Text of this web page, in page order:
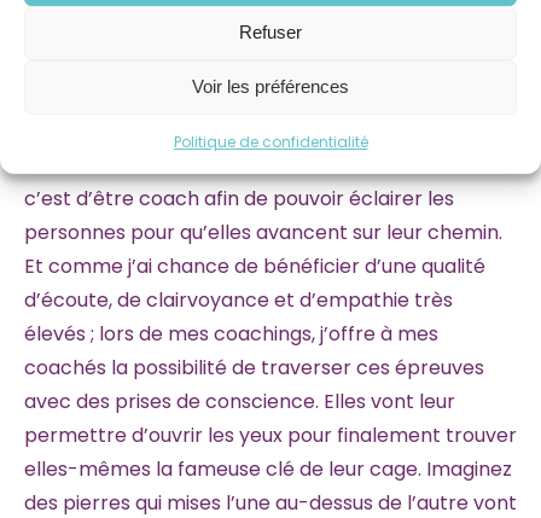
Refuser
Voir les préférences
Politique de confidentialité
Vous avez bien besoin d’un guide en haute
montagne ; je suis un guide en développement
c’est d’être coach afin de pouvoir éclairer les
personnes pour qu’elles avancent sur leur chemin.
Et comme j’ai chance de bénéficier d’une qualité
d’écoute, de clairvoyance et d’empathie très
élevés ; lors de mes coachings, j’offre à mes
coachés la possibilité de traverser ces épreuves
avec des prises de conscience. Elles vont leur
permettre d’ouvrir les yeux pour finalement trouver
elles-mêmes la fameuse clé de leur cage. Imaginez
des pierres qui mises l’une au-dessus de l’autre vont